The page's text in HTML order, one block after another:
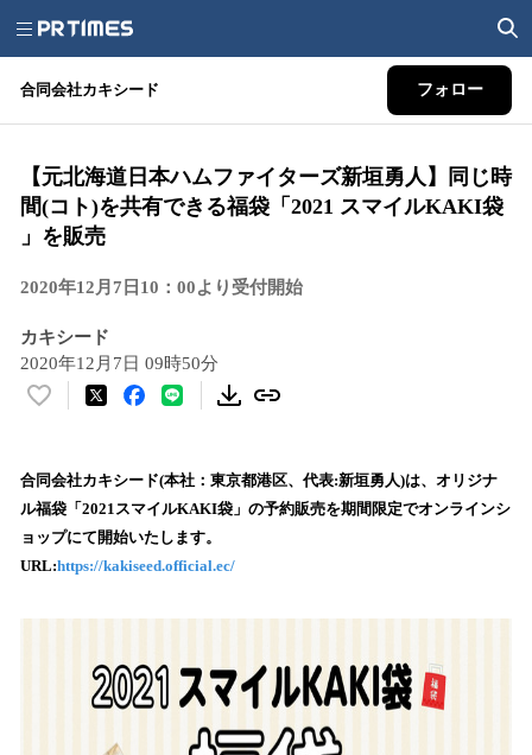
合同会社カキシード フォロー
【元北海道日本ハムファイターズ新垣勇人】同じ時
間(コト)を共有できる福袋「2021 スマイルKAKI袋
」を販売
2020年12月7日10：00より受付開始
カキシード
2020年12月7日 09時50分
い
！
数
を
読
合同会社カキシード(本社：東京都港区、代表:新垣勇人)は、オリジナ
ル福袋「2021スマイルKAKI袋」の予約販売を期間限定でオンラインシ
ョップにて開始いたします。
URL:https://kakiseed.official.ec/